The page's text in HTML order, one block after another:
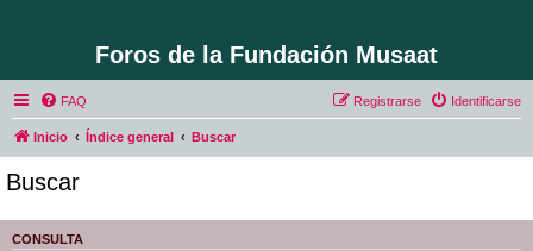
Foros de la Fundación Musaat
FAQ Identificarse
Registrarse
Inicio Índice general Buscar
Buscar
CONSULTA